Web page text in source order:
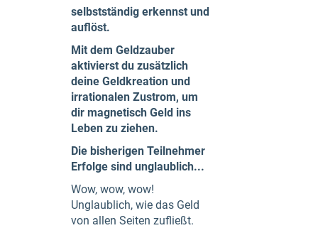
selbstständig erkennst und
auflöst.
Mit dem Geldzauber
aktivierst du zusätzlich
deine Geldkreation und
irrationalen Zustrom, um
dir magnetisch Geld ins
Leben zu ziehen.
Die bisherigen Teilnehmer
Erfolge sind unglaublich...
Wow, wow, wow!
Unglaublich, wie das Geld
von allen Seiten zufließt.